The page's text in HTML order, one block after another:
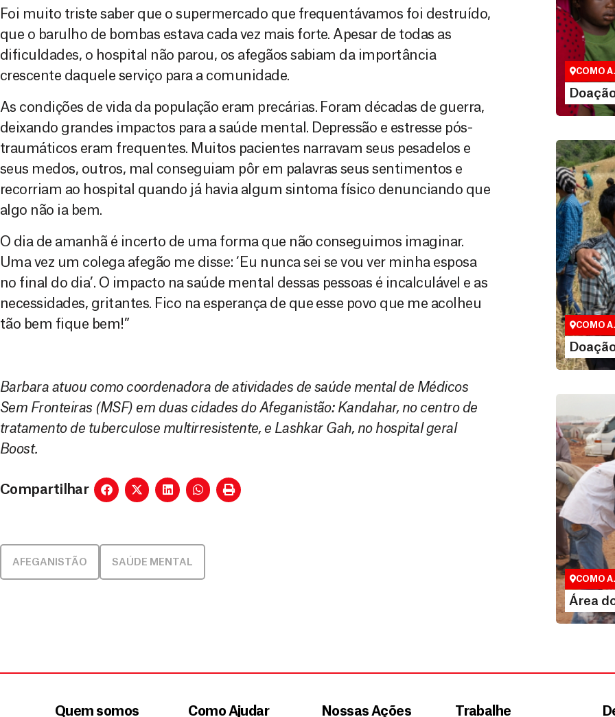
Foi muito triste saber que o supermercado que frequentávamos foi destruído,
que o barulho de bombas estava cada vez mais forte. Apesar de todas as
dificuldades, o hospital não parou, os afegãos sabiam da importância
crescente daquele serviço para a comunidade.
As condições de vida da população eram precárias. Foram décadas de guerra,
deixando grandes impactos para a saúde mental. Depressão e estresse pós-
traumáticos eram frequentes. Muitos pacientes narravam seus pesadelos e
seus medos, outros, mal conseguiam pôr em palavras seus sentimentos e
recorriam ao hospital quando já havia algum sintoma físico denunciando que
algo não ia bem.
O dia de amanhã é incerto de uma forma que não conseguimos imaginar.
Uma vez um colega afegão me disse: ‘Eu nunca sei se vou ver minha esposa
no final do dia’. O impacto na saúde mental dessas pessoas é incalculável e as
necessidades, gritantes. Fico na esperança de que esse povo que me acolheu
tão bem fique bem!”
Barbara atuou como coordenadora de atividades de saúde mental de Médicos
Sem Fronteiras (MSF) em duas cidades do Afeganistão: Kandahar, no centro de
tratamento de tuberculose multirresistente, e Lashkar Gah, no hospital geral
Boost.
Compartilhar
AFEGANISTÃO SAÚDE MENTAL
Doação
São as
que nos
vidas em
COMO
Doação
Você
maneiras,
valor que
COMO
Área do
Espaço
COMO
Área
Quem somos Como Ajudar Nossas Ações Trabalhe